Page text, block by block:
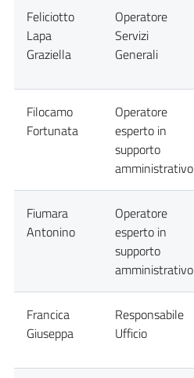
Feliciotto
Lapa
Graziella
Operatore
Servizi
Generali
Filocamo
Fortunata
Operatore
esperto in
supporto
amministrativo
Fiumara
Antonino
Operatore
esperto in
supporto
amministrativo
Francica
Giuseppa
Responsabile
Ufficio